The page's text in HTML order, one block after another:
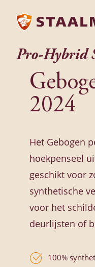
Pro-Hybrid
2024
Het Gebogen
hoekpenseel
geschikt voor
synthetische
voor het
deurlijsten of
100%